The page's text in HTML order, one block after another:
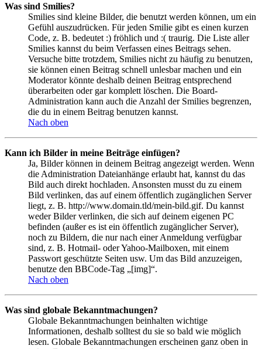
Was sind Smilies?
Smilies sind kleine Bilder, die benutzt werden können, um ein
Gefühl auszudrücken. Für jeden Smilie gibt es einen kurzen
Code, z. B. bedeutet :) fröhlich und :( traurig. Die Liste aller
Smilies kannst du beim Verfassen eines Beitrags sehen.
Versuche bitte trotzdem, Smilies nicht zu häufig zu benutzen,
sie können einen Beitrag schnell unlesbar machen und ein
Moderator könnte deshalb deinen Beitrag entsprechend
überarbeiten oder gar komplett löschen. Die Board-
Administration kann auch die Anzahl der Smilies begrenzen,
die du in einem Beitrag benutzen kannst.
Nach oben
Kann ich Bilder in meine Beiträge einfügen?
Ja, Bilder können in deinem Beitrag angezeigt werden. Wenn
die Administration Dateianhänge erlaubt hat, kannst du das
Bild auch direkt hochladen. Ansonsten musst du zu einem
Bild verlinken, das auf einem öffentlich zugänglichen Server
liegt, z. B. http://www.domain.tld/mein-bild.gif. Du kannst
weder Bilder verlinken, die sich auf deinem eigenen PC
befinden (außer es ist ein öffentlich zugänglicher Server),
noch zu Bildern, die nur nach einer Anmeldung verfügbar
sind, z. B. Hotmail- oder Yahoo-Mailboxen, mit einem
Passwort geschützte Seiten usw. Um das Bild anzuzeigen,
benutze den BBCode-Tag „[img]“.
Nach oben
Was sind globale Bekanntmachungen?
Globale Bekanntmachungen beinhalten wichtige
Informationen, deshalb solltest du sie so bald wie möglich
lesen. Globale Bekanntmachungen erscheinen ganz oben in